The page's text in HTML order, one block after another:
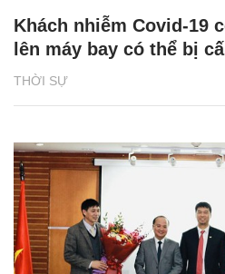
THỜI SỰ
Khách nhiễm Covid-19
lên máy bay có thể bị